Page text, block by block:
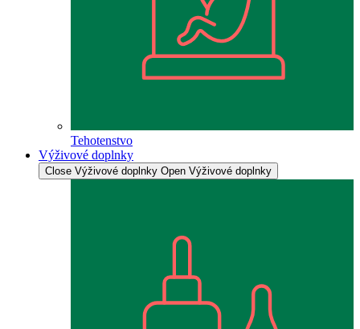
Tehotenstvo
Výživové doplnky
Close Výživové doplnky Open Výživové doplnky